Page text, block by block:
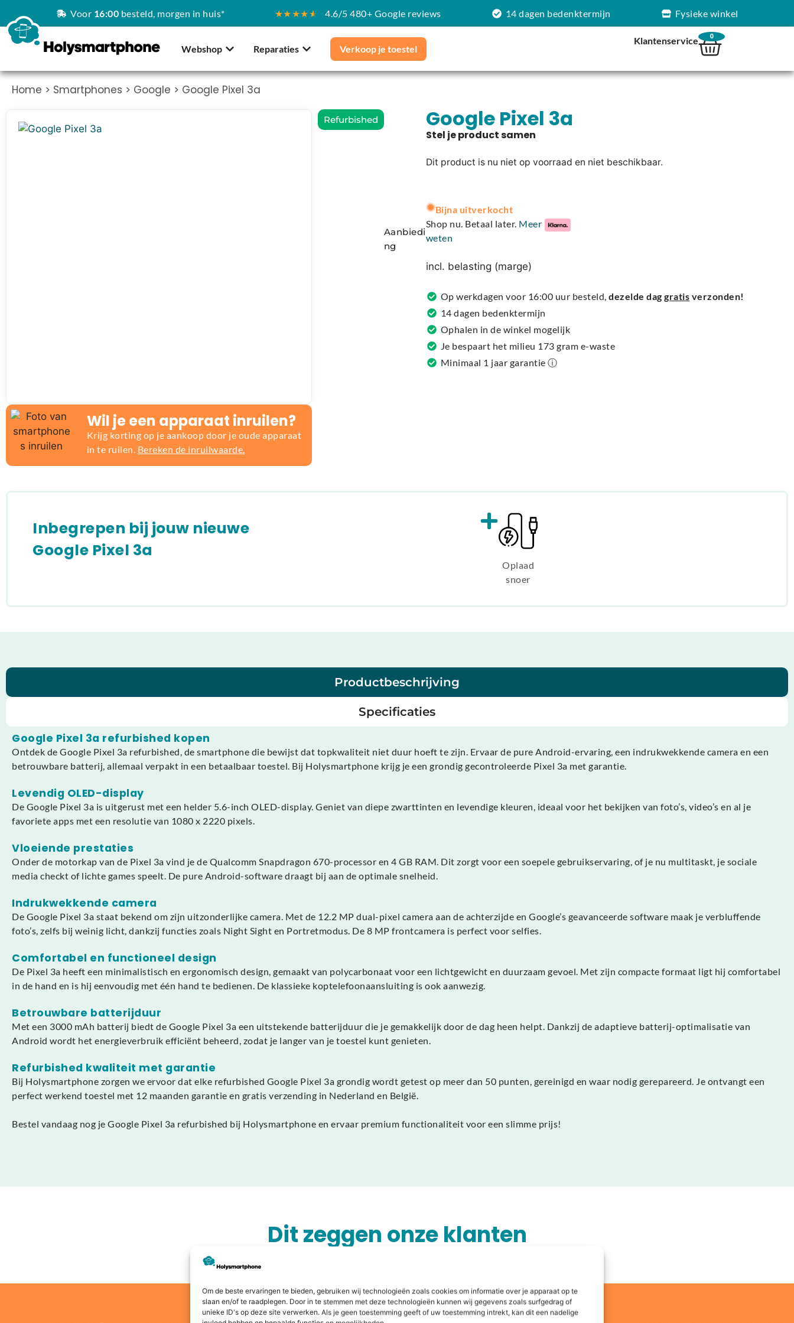
Om de beste ervaringen te bieden, gebruiken wij technologieën zoals cookies om informatie over je apparaat op te
slaan en/of te raadplegen. Door in te stemmen met deze technologieën kunnen wij gegevens zoals surfgedrag of
unieke ID's op deze site verwerken. Als je geen toestemming geeft of uw toestemming intrekt, kan dit een nadelige
Voor 16:00 besteld, morgen in huis* ★★★★★ 4.6/5 480+ Google reviews 14 dagen bedenktermijn Fysieke winkel
Webshop Reparaties Verkoop je toestel
Klantenservice 0
Home > Smartphones > Google > Google Pixel 3a
Wil je een apparaat inruilen?
Krijg korting op je aankoop door je oude apparaat
in te ruilen. Bereken de inruilwaarde.
Refurbished
Aanbiedi
ng
Google Pixel 3a
Dit product is nu niet op voorraad en niet beschikbaar.
l
t
e
n
t
i
v
e
:
Bijna uitverkocht
Shop nu. Betaal later. Meer
weten
incl. belasting (marge)
Op werkdagen voor 16:00 uur besteld,dezelde daggratis verzonden!
14 dagen bedenktermijn
Ophalen in de winkel mogelijk
Je bespaart het milieu 173 gram e-waste
Minimaal 1 jaar garantie ⓘ
Inbegrepen bij jouw nieuwe
Google Pixel 3a
Oplaad
snoer
Productbeschrijving
Specificaties
Google Pixel 3a refurbished kopen
Ontdek de Google Pixel 3a refurbished, de smartphone die bewijst dat topkwaliteit niet duur hoeft te zijn. Ervaar de pure Android-ervaring, een indrukwekkende camera en een
betrouwbare batterij, allemaal verpakt in een betaalbaar toestel. Bij Holysmartphone krijg je een grondig gecontroleerde Pixel 3a met garantie.
Levendig OLED-display
De Google Pixel 3a is uitgerust met een helder 5.6-inch OLED-display. Geniet van diepe zwarttinten en levendige kleuren, ideaal voor het bekijken van foto’s, video’s en al je
favoriete apps met een resolutie van 1080 x 2220 pixels.
Vloeiende prestaties
Onder de motorkap van de Pixel 3a vind je de Qualcomm Snapdragon 670-processor en 4 GB RAM. Dit zorgt voor een soepele gebruikservaring, of je nu multitaskt, je sociale
media checkt of lichte games speelt. De pure Android-software draagt bij aan de optimale snelheid.
Indrukwekkende camera
De Google Pixel 3a staat bekend om zijn uitzonderlijke camera. Met de 12.2 MP dual-pixel camera aan de achterzijde en Google’s geavanceerde software maak je verbluffende
foto’s, zelfs bij weinig licht, dankzij functies zoals Night Sight en Portretmodus. De 8 MP frontcamera is perfect voor selfies.
Comfortabel en functioneel design
De Pixel 3a heeft een minimalistisch en ergonomisch design, gemaakt van polycarbonaat voor een lichtgewicht en duurzaam gevoel. Met zijn compacte formaat ligt hij comfortabel
in de hand en is hij eenvoudig met één hand te bedienen. De klassieke koptelefoonaansluiting is ook aanwezig.
Betrouwbare batterijduur
Met een 3000 mAh batterij biedt de Google Pixel 3a een uitstekende batterijduur die je gemakkelijk door de dag heen helpt. Dankzij de adaptieve batterij-optimalisatie van
Android wordt het energieverbruik efficiënt beheerd, zodat je langer van je toestel kunt genieten.
Refurbished kwaliteit met garantie
Bij Holysmartphone zorgen we ervoor dat elke refurbished Google Pixel 3a grondig wordt getest op meer dan 50 punten, gereinigd en waar nodig gerepareerd. Je ontvangt een
perfect werkend toestel met 12 maanden garantie en gratis verzending in Nederland en België.
Bestel vandaag nog je Google Pixel 3a refurbished bij Holysmartphone en ervaar premium functionaliteit voor een slimme prijs!
Dit zeggen onze klanten